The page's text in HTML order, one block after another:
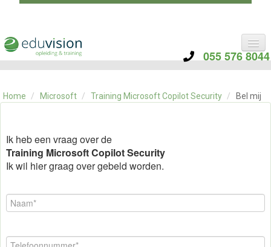
055 576 8044
CATEGORIE
OVER ONS
Home / Microsoft / Training Microsoft Copilot Security / Bel mij
Ik heb een vraag over de
Training Microsoft Copilot Security
Ik wil hier graag over gebeld worden.